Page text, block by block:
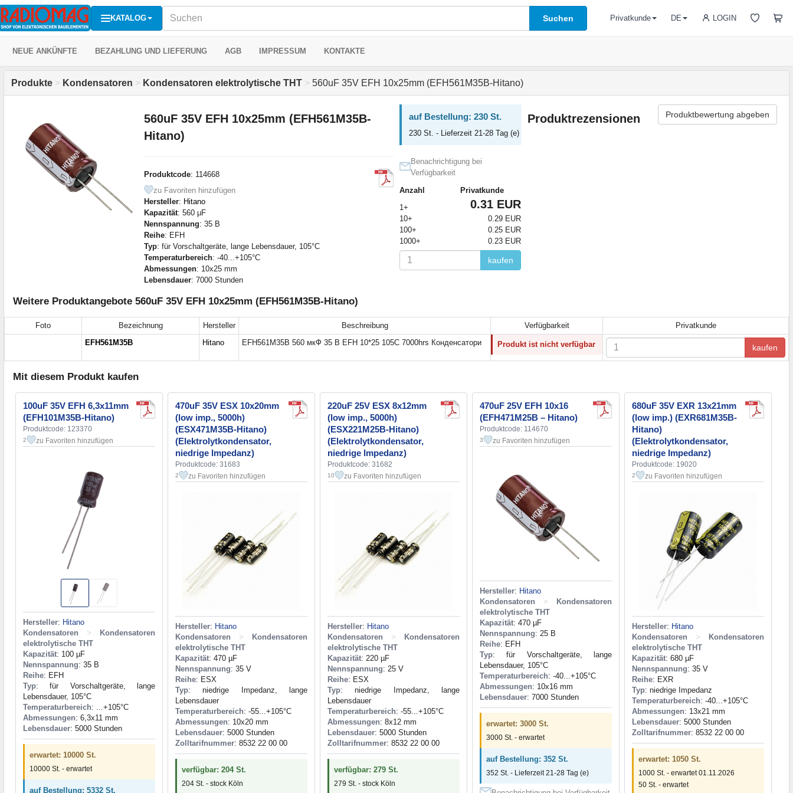
KATALOG Suchen LOGIN
Privatkunde DE
NEUE ANKÜNFTE BEZAHLUNG UND LIEFERUNG AGB IMPRESSUM KONTAKTE
Produkte > Kondensatoren > Kondensatoren elektrolytische THT > 560uF 35V EFH 10x25mm (EFH561M35B-Hitano)
560uF 35V EFH 10x25mm (EFH561M35B-
Hitano)
Produktcode: 114668
zu Favoriten hinzufügen
Hersteller: Hitano
Kapazität: 560 µF
Nennspannung: 35 В
Reihe: EFH
Typ: für Vorschaltgeräte, lange Lebensdauer, 105°C
Temperaturbereich: -40...+105°C
Abmessungen: 10x25 mm
Lebensdauer: 7000 Stunden
auf Bestellung: 230 St.
230 St. - Lieferzeit 21-28 Tag (e)
Benachrichtigung bei
Verfügbarkeit
Anzahl
Privatkunde
1+
0.31 EUR
10+
0.29 EUR
100+
0.25 EUR
1000+
0.23 EUR
kaufen
Produktrezensionen Produktbewertung abgeben
Weitere Produktangebote 560uF 35V EFH 10x25mm (EFH561M35B-Hitano)
Foto Bezeichnung Hersteller Beschreibung Verfügbarkeit
Privatkunde
EFH561M35B
Hitano EFH561M35B 560 мкФ 35 В EFH 10*25 105C 7000hrs Конденсатори Produkt ist nicht verfügbar kaufen
Mit diesem Produkt kaufen
100uF 35V EFH 6,3x11mm
(EFH101M35B-Hitano)
Produktcode: 123370
2 zu Favoriten hinzufügen
Hersteller: Hitano
Kondensatoren
>
Kondensatoren
elektrolytische THT
Kapazität: 100 µF
Nennspannung: 35 В
Reihe: EFH
Typ: für Vorschaltgeräte, lange
Lebensdauer, 105°C
Temperaturbereich: ...+105°C
Abmessungen: 6,3x11 mm
Lebensdauer: 5000 Stunden
erwartet: 10000 St.
10000 St. - erwartet
auf Bestellung: 5332 St.
470uF 35V ESX 10x20mm
(low imp., 5000h)
(ESX471M35B-Hitano)
(Elektrolytkondensator,
niedrige Impedanz)
Produktcode: 31683
2 zu Favoriten hinzufügen
Hersteller: Hitano
Kondensatoren
>
Kondensatoren
elektrolytische THT
Kapazität: 470 µF
Nennspannung: 35 V
Reihe: ESX
Typ: niedrige Impedanz, lange
Lebensdauer
Temperaturbereich: -55...+105°C
Abmessungen: 10x20 mm
Lebensdauer: 5000 Stunden
Zolltarifnummer: 8532 22 00 00
verfügbar: 204 St.
204 St. - stock Köln
220uF 25V ESX 8x12mm
(low imp., 5000h)
(ESX221M25B-Hitano)
(Elektrolytkondensator,
niedrige Impedanz)
Produktcode: 31682
10 zu Favoriten hinzufügen
Hersteller: Hitano
Kondensatoren
>
Kondensatoren
elektrolytische THT
Kapazität: 220 µF
Nennspannung: 25 V
Reihe: ESX
Typ: niedrige Impedanz, lange
Lebensdauer
Temperaturbereich: -55...+105°C
Abmessungen: 8x12 mm
Lebensdauer: 5000 Stunden
Zolltarifnummer: 8532 22 00 00
verfügbar: 279 St.
279 St. - stock Köln
470uF 25V EFH 10x16
(EFH471M25B – Hitano)
Produktcode: 114670
3 zu Favoriten hinzufügen
Hersteller: Hitano
Kondensatoren
>
Kondensatoren
elektrolytische THT
Kapazität: 470 µF
Nennspannung: 25 В
Reihe: EFH
Typ: für Vorschaltgeräte, lange
Lebensdauer, 105°C
Temperaturbereich: -40...+105°C
Abmessungen: 10x16 mm
Lebensdauer: 7000 Stunden
erwartet: 3000 St.
3000 St. - erwartet
auf Bestellung: 352 St.
352 St. - Lieferzeit 21-28 Tag (e)
680uF 35V EXR 13x21mm
(low imp.) (EXR681M35B-
Hitano)
(Elektrolytkondensator,
niedrige Impedanz)
Produktcode: 19020
2 zu Favoriten hinzufügen
Hersteller: Hitano
Kondensatoren
>
Kondensatoren
elektrolytische THT
Kapazität: 680 µF
Nennspannung: 35 V
Reihe: EXR
Typ: niedrige Impedanz
Temperaturbereich: -40...+105°C
Abmessungen: 13x21 mm
Lebensdauer: 5000 Stunden
Zolltarifnummer: 8532 22 00 00
erwartet: 1050 St.
1000 St. - erwartet 01.11.2026
50 St. - erwartet